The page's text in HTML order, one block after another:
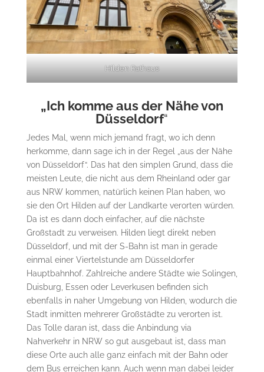
Hilden Rathaus
„Ich komme aus der Nähe von
Düsseldorf“
Jedes Mal, wenn mich jemand fragt, wo ich denn
herkomme, dann sage ich in der Regel „aus der Nähe
von Düsseldorf“. Das hat den simplen Grund, dass die
meisten Leute, die nicht aus dem Rheinland oder gar
aus NRW kommen, natürlich keinen Plan haben, wo
sie den Ort Hilden auf der Landkarte verorten würden.
Da ist es dann doch einfacher, auf die nächste
Großstadt zu verweisen. Hilden liegt direkt neben
Düsseldorf, und mit der S-Bahn ist man in gerade
einmal einer Viertelstunde am Düsseldorfer
Hauptbahnhof. Zahlreiche andere Städte wie Solingen,
Duisburg, Essen oder Leverkusen befinden sich
ebenfalls in naher Umgebung von Hilden, wodurch die
Stadt inmitten mehrerer Großstädte zu verorten ist.
Das Tolle daran ist, dass die Anbindung via
Nahverkehr in NRW so gut ausgebaut ist, dass man
diese Orte auch alle ganz einfach mit der Bahn oder
dem Bus erreichen kann. Auch wenn man dabei leider